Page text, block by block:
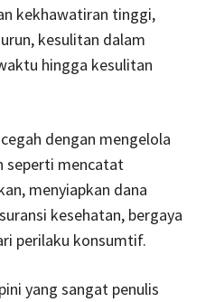
kekhawatiran tinggi,
kesulitan dalam
hingga kesulitan
dengan mengelola
seperti mencatat
menyiapkan dana
kesehatan, bergaya
perilaku konsumtif.
yang sangat penulis